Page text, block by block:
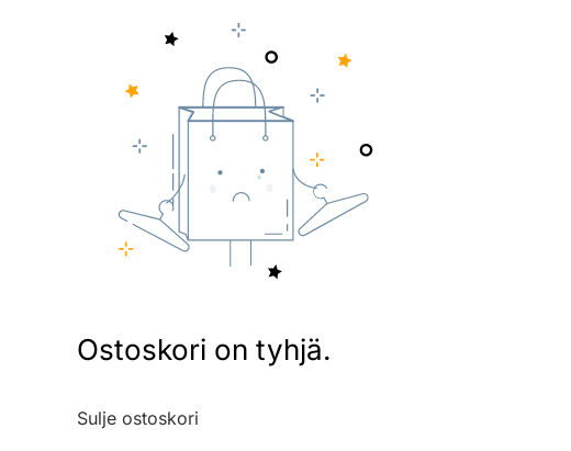
Ostoskori on tyhjä.
Sulje ostoskori